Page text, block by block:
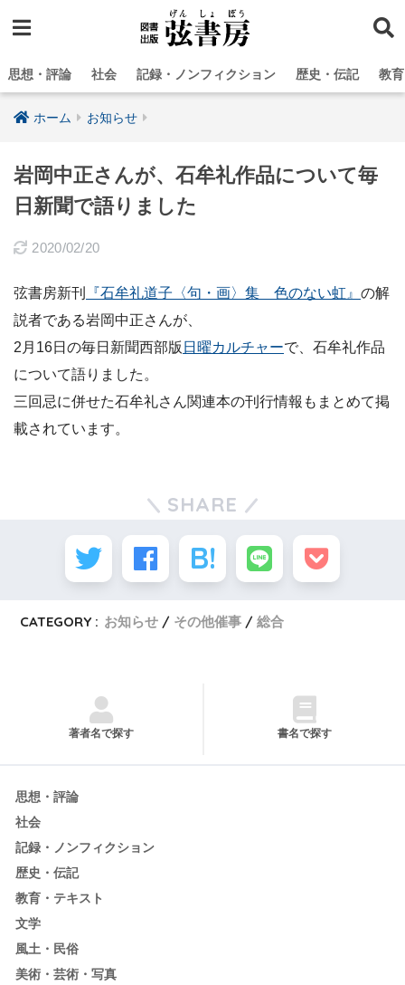
思想・評論 社会 記録・ノンフィクション 歴史・伝記 教
ホーム お知らせ
岩岡中正さんが、石牟礼作品について毎
日新聞で語りました
2020/02/20
弦書房新刊 『石牟礼道子〈句・画〉集 色のない虹』 の解
説者である岩岡中正さんが、
2月16日の毎日新聞西部版 日曜カルチャーで、石牟礼作品
について語りました。
三回忌に併せた石牟礼さん関連本の刊行情報もまとめて掲
載されています。
SHARE
CATEGORY : お知らせ その他催事 総合
著者名で探す 書名で探す
思想・評論
社会
記録・ノンフィクション
歴史・伝記
教育・テキスト
文学
風土・民俗
美術・芸術・写真